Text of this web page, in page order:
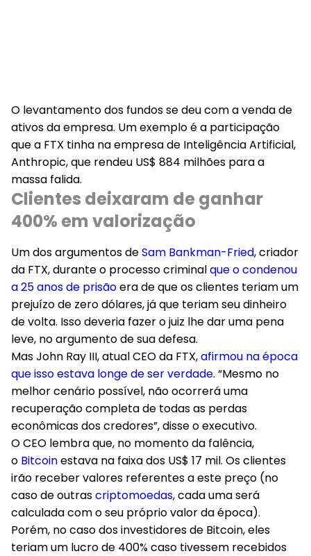
O levantamento dos fundos se deu com a venda de
ativos da empresa. Um exemplo é a participação
que a FTX tinha na empresa de Inteligência Artificial,
Anthropic, que rendeu US$ 884 milhões para a
massa falida.
Clientes deixaram de ganhar
400% em valorização
Um dos argumentos deSam Bankman-Fried, criador
da FTX, durante o processo criminalque o condenou
a 25 anos de prisãoera de que os clientes teriam um
prejuízo de zero dólares, já que teriam seu dinheiro
de volta. Isso deveria fazer o juiz lhe dar uma pena
leve, no argumento de sua defesa.
Mas John Ray III, atual CEO da FTX,afirmou na época
que isso estava longe de ser verdade. “Mesmo no
melhor cenário possível, não ocorrerá uma
recuperação completa de todas as perdas
econômicas dos credores”, disse o executivo.
O CEO lembra que, no momento da falência,
o Bitcoinestava na faixa dos US$ 17 mil. Os clientes
irão receber valores referentes a este preço (no
caso de outrascriptomoedas, cada uma será
calculada com o seu próprio valor da época).
Porém, no caso dos investidores de Bitcoin, eles
teriam um lucro de 400% caso tivessem recebidos